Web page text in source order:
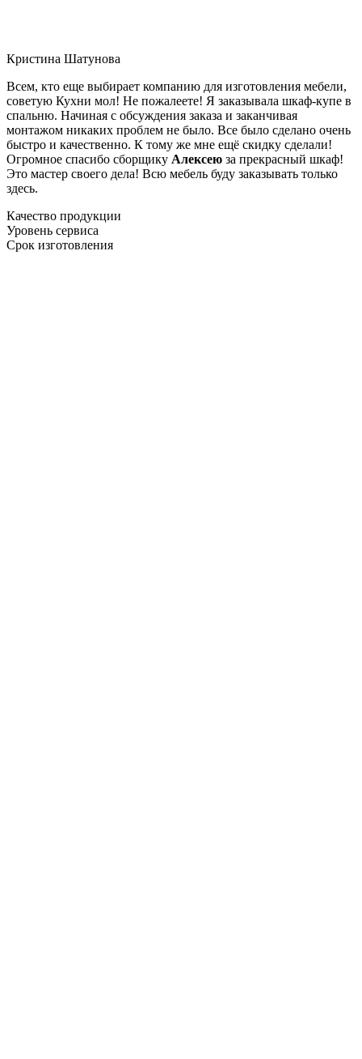
Кристина Шатунова
Всем, кто еще выбирает компанию для изготовления мебели,
советую Кухни мол! Не пожалеете! Я заказывала шкаф-купе в
спальню. Начиная с обсуждения заказа и заканчивая
монтажом никаких проблем не было. Все было сделано очень
быстро и качественно. К тому же мне ещё скидку сделали!
Огромное спасибо сборщику Алексею за прекрасный шкаф!
Это мастер своего дела! Всю мебель буду заказывать только
здесь.
Качество продукции
Уровень сервиса
Срок изготовления